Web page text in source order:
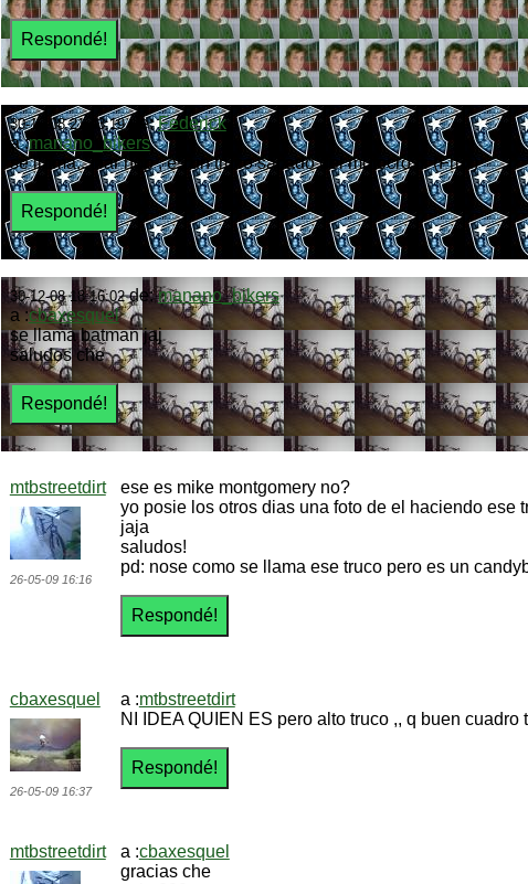
30-12-08 21:43:19de:Federick
a :manano_bikers
se llama... bar hop , es un truco sacado del motocross (Fmx)
30-12-08 18:16:02de:manano_bikers
a :cbaxesquel
se llama batman jaj
saludos che
mtbstreetdirt
26-05-09 16:16
ese es mike montgomery no?
yo posie los otros dias una foto de el haciendo ese
jaja
saludos!
pd: nose como se llama ese truco pero es un
cbaxesquel
26-05-09 16:37
a :mtbstreetdirt
NI IDEA QUIEN ES pero alto truco ,, q buen cuadro
mtbstreetdirt a :cbaxesquel
gracias che